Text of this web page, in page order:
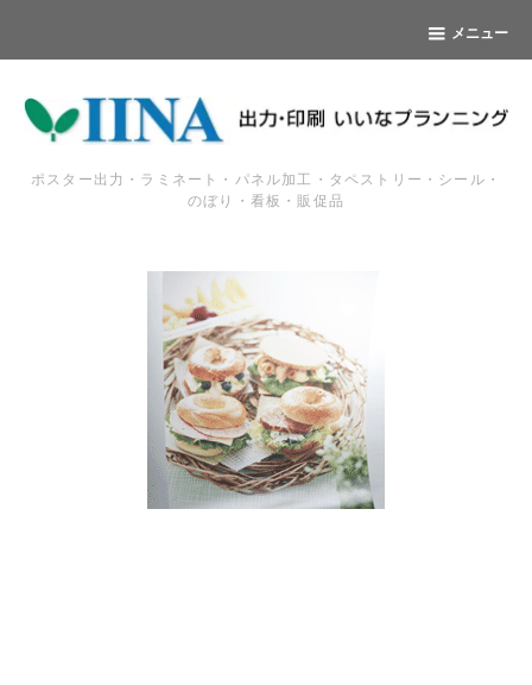
メニュー
ポスター出力・ラミネート・パネル加工・タペストリー・シール・
のぼり・看板・販促品